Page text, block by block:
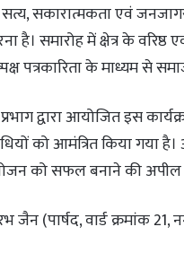
सकारात्मकता एवं
है। समारोह में क्षेत्र के वरिष्ठ
पत्रकारिता के माध्यम से
द्वारा आयोजित इस
को आमंत्रित किया
को सफल बनाने की अपील
जैन (पार्षद, वार्ड क्रमांक 21,